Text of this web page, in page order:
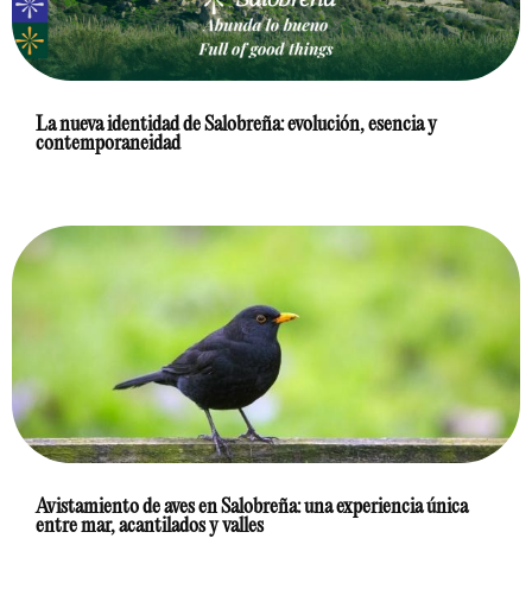
La nueva identidad de Salobreña: evolución, esencia y
contemporaneidad
Avistamiento de aves en Salobreña: una experiencia única
entre mar, acantilados y valles